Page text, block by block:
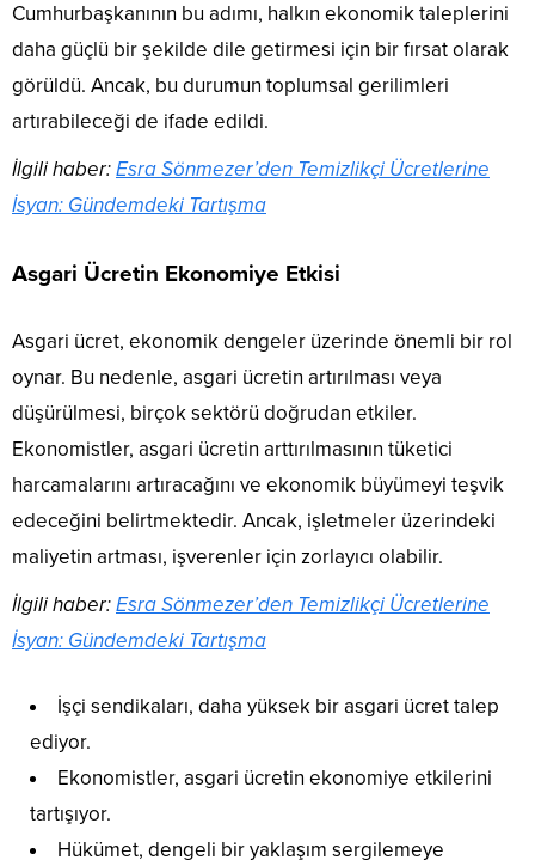
Cumhurbaşkanının bu adımı, halkın ekonomik taleplerini
daha güçlü bir şekilde dile getirmesi için bir fırsat olarak
görüldü. Ancak, bu durumun toplumsal gerilimleri
artırabileceği de ifade edildi.
İlgili haber:Esra Sönmezer’den Temizlikçi Ücretlerine
İsyan: Gündemdeki Tartışma
Asgari Ücretin Ekonomiye Etkisi
Asgari ücret, ekonomik dengeler üzerinde önemli bir rol
oynar. Bu nedenle, asgari ücretin artırılması veya
düşürülmesi, birçok sektörü doğrudan etkiler.
Ekonomistler, asgari ücretin arttırılmasının tüketici
harcamalarını artıracağını ve ekonomik büyümeyi teşvik
edeceğini belirtmektedir. Ancak, işletmeler üzerindeki
maliyetin artması, işverenler için zorlayıcı olabilir.
İlgili haber:Esra Sönmezer’den Temizlikçi Ücretlerine
İsyan: Gündemdeki Tartışma
İşçi sendikaları, daha yüksek bir asgari ücret talep
ediyor.
Ekonomistler, asgari ücretin ekonomiye etkilerini
tartışıyor.
Hükümet, dengeli bir yaklaşım sergilemeye